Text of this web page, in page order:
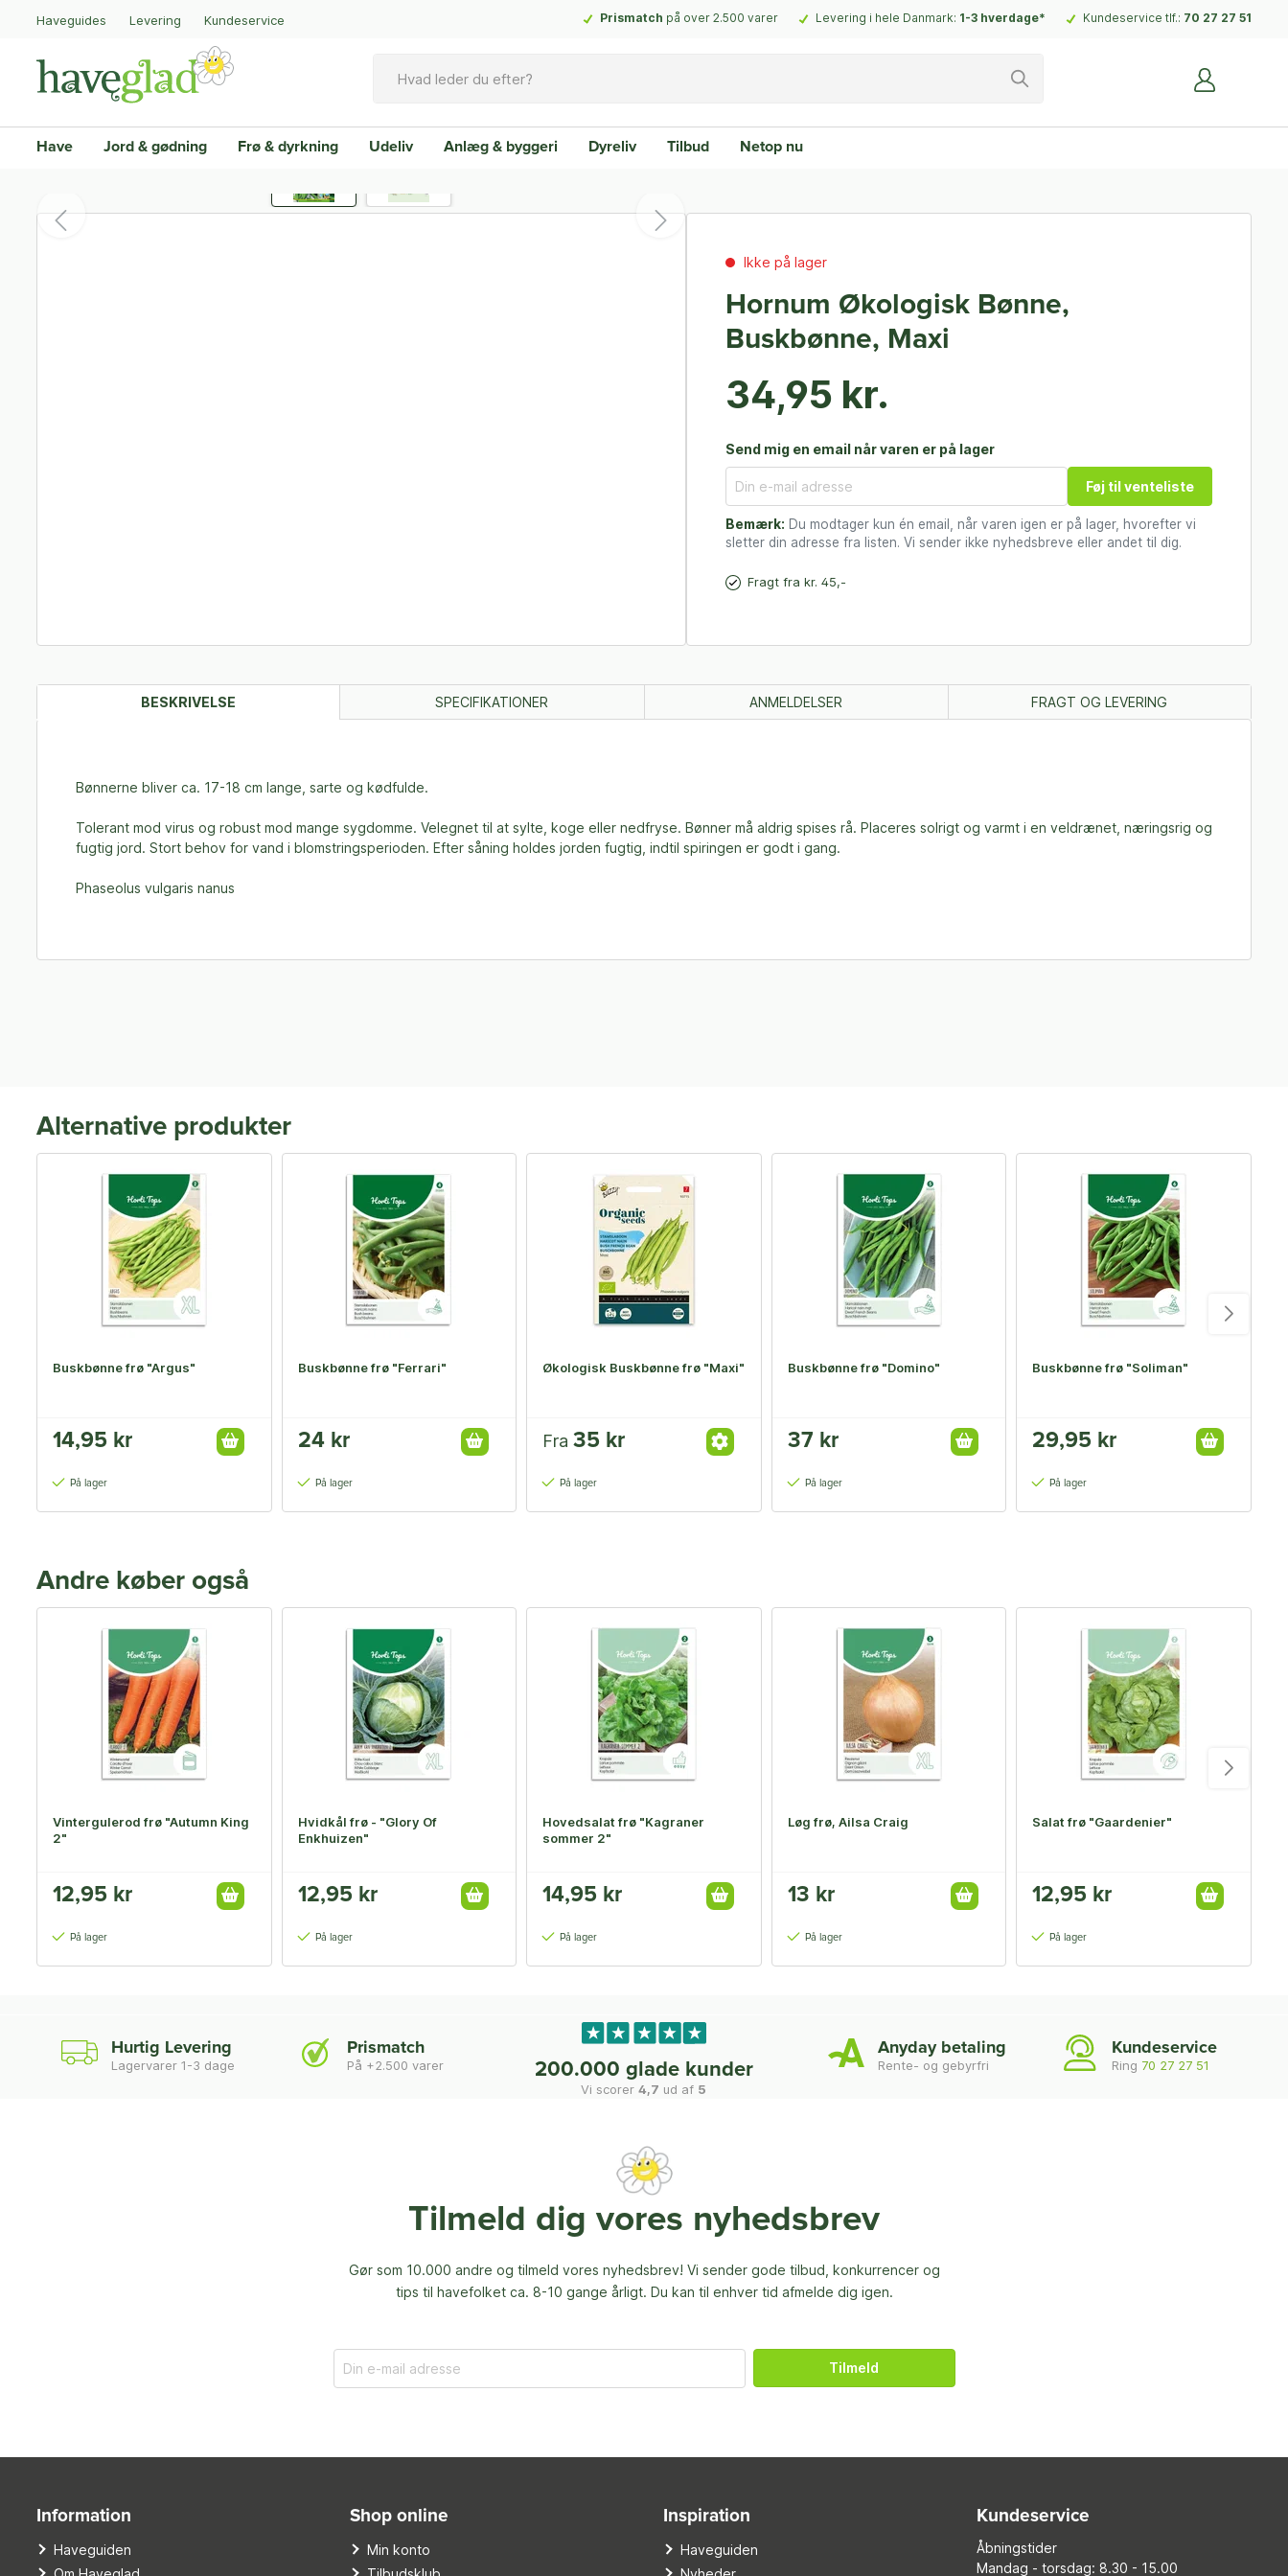
Haveguides Levering Kundeservice Prismatch på over 2.500 varer Levering i hele Danmark: 1-3 hverdage* Kundeservice tlf.: 70 27 27 51
Have Jord & gødning Frø & dyrkning Udeliv Anlæg & byggeri Dyreliv Tilbud Netop nu
Ikke på lager
Hornum Økologisk Bønne,
Buskbønne, Maxi
34,95 kr.
Send mig en email når varen er på lager
Føj til venteliste
Bemærk: Du modtager kun én email, når varen igen er på lager, hvorefter vi
sletter din adresse fra listen. Vi sender ikke nyhedsbreve eller andet til dig.
Fragt fra kr. 45,-
BESKRIVELSE SPECIFIKATIONER ANMELDELSER FRAGT OG LEVERING
Bønnerne bliver ca. 17-18 cm lange, sarte og kødfulde.
Tolerant mod virus og robust mod mange sygdomme. Velegnet til at sylte, koge eller nedfryse. Bønner må aldrig spises rå. Placeres solrigt og varmt i en veldrænet, næringsrig og
fugtig jord. Stort behov for vand i blomstringsperioden. Efter såning holdes jorden fugtig, indtil spiringen er godt i gang.
Phaseolus vulgaris nanus
Alternative produkter
Buskbønne frø "Argus"
14,95 kr
På lager
Buskbønne frø "Ferrari"
24 kr
På lager
Økologisk Buskbønne frø "Maxi"
Fra35 kr
På lager
Buskbønne frø "Domino"
37 kr
På lager
Buskbønne frø "Soliman"
29,95 kr
På lager
Andre køber også
Vintergulerod frø "Autumn King
2"
12,95 kr
På lager
Hvidkål frø - "Glory Of
Enkhuizen"
12,95 kr
På lager
Hovedsalat frø "Kagraner
sommer 2"
14,95 kr
På lager
Løg frø, Ailsa Craig
13 kr
På lager
Salat frø "Gaardenier"
12,95 kr
På lager
Hurtig Levering
Lagervarer 1-3 dage
Prismatch
På +2.500 varer 200.000 glade kunder
Vi scorer4,7 ud af 5
Anyday betaling
Rente- og gebyrfri
Kundeservice
Ring 70 27 27 51
Tilmeld dig vores nyhedsbrev
Gør som 10.000 andre og tilmeld vores nyhedsbrev! Vi sender gode tilbud, konkurrencer og
tips til havefolket ca. 8-10 gange årligt. Du kan til enhver tid afmelde dig igen.
Tilmeld
Information
Haveguiden
Shop online
Min konto
Inspiration
Haveguiden
Kundeservice
Åbningstider
Mandag - torsdag: 8.30 - 15.00